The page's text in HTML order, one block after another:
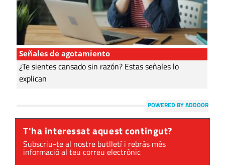
Señales de agotamiento
¿Te sientes cansado sin razón? Estas señales lo
explican
POWERED BY ADDOOR
T'ha interessat aquest contingut?
Subscriu-te al nostre butlletí i rebràs més
informació al teu correu electrònic